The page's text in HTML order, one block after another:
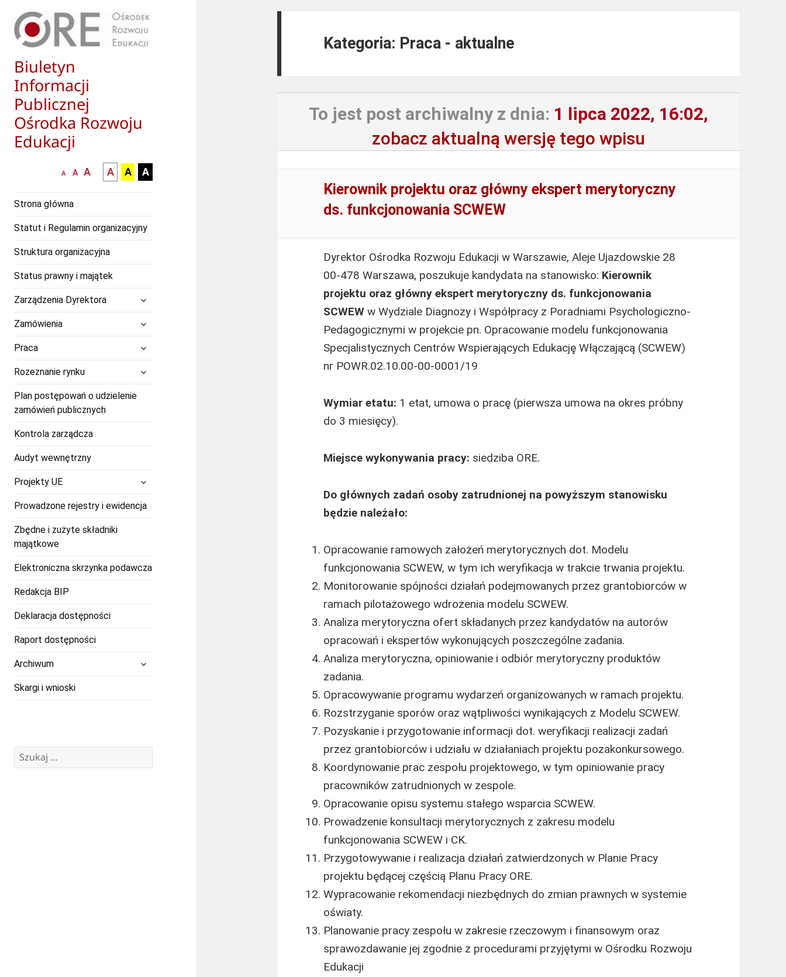
Biuletyn
Informacji
Publicznej
Ośrodka Rozwoju
Edukacji
mniejsza
A
normalna
A
większa-
czcionka
A
kontrast
czarny
białym
A
kontrast
czarny
zółtym
A
kontrast
żółty
A
Strona główna
Statut i Regulamin organizacyjny
Struktura organizacyjna
Status prawny i majątek
Zarządzenia Dyrektora
rozwiń
menu
Zamówienia
Praca
Rozeznanie rynkurozwiń
menu
potomne
Plan postępowań o udzielenie
zamówień publicznych
Kontrola zarządcza
Audyt wewnętrzny
Projekty UE
potomne
Prowadzone rejestry i ewidencja
Zbędne i zużyte składniki
majątkowe
Elektroniczna skrzynka podawcza
Redakcja BIP
Deklaracja dostępności
Raport dostępności
Archiwum
Skargi i wnioski
Szukaj:
Kategoria: Praca - aktualne
To jest post archiwalny z dnia: 1 lipca 2022, 16:02,
zobacz aktualną wersję tego wpisu
Kierownik projektu oraz główny ekspert merytoryczny
ds. funkcjonowania SCWEW
Dyrektor Ośrodka Rozwoju Edukacji w Warszawie, Aleje Ujazdowskie 28
00-478 Warszawa, poszukuje kandydata na stanowisko: Kierownik
projektu oraz główny ekspert merytoryczny ds. funkcjonowania
SCWEW w Wydziale Diagnozy i Współpracy z Poradniami Psychologiczno-
Pedagogicznymi w projekcie pn. Opracowanie modelu funkcjonowania
Specjalistycznych Centrów Wspierających Edukację Włączającą (SCWEW)
nr POWR.02.10.00-00-0001/19
Wymiar etatu: 1 etat, umowa o pracę (pierwsza umowa na okres próbny
do 3 miesięcy).
Miejsce wykonywania pracy: siedziba ORE.
Do głównych zadań osoby zatrudnionej na powyższym stanowisku
będzie należało:
Opracowanie ramowych założeń merytorycznych dot. Modelu
funkcjonowania SCWEW, w tym ich weryfikacja w trakcie trwania projektu.
Monitorowanie spójności działań podejmowanych przez grantobiorców w
ramach pilotażowego wdrożenia modelu SCWEW.
Analiza merytoryczna ofert składanych przez kandydatów na autorów
opracowań i ekspertów wykonujących poszczególne zadania.
Analiza merytoryczna, opiniowanie i odbiór merytoryczny produktów
zadania.
Opracowywanie programu wydarzeń organizowanych w ramach projektu.
Rozstrzyganie sporów oraz wątpliwości wynikających z Modelu SCWEW.
Pozyskanie i przygotowanie informacji dot. weryfikacji realizacji zadań
przez grantobiorców i udziału w działaniach projektu pozakonkursowego.
Koordynowanie prac zespołu projektowego, w tym opiniowanie pracy
pracowników zatrudnionych w zespole.
Opracowanie opisu systemu stałego wsparcia SCWEW.
Prowadzenie konsultacji merytorycznych z zakresu modelu
funkcjonowania SCWEW i CK.
Przygotowywanie i realizacja działań zatwierdzonych w Planie Pracy
projektu będącej częścią Planu Pracy ORE.
Wypracowanie rekomendacji niezbędnych do zmian prawnych w systemie
oświaty.
Planowanie pracy zespołu w zakresie rzeczowym i finansowym oraz
sprawozdawanie jej zgodnie z procedurami przyjętymi w Ośrodku Rozwoju
Edukacji